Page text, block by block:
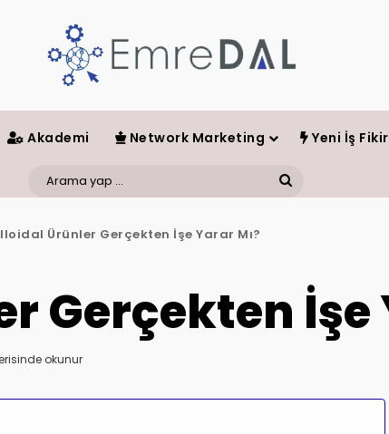
Akademi Network Marketing Yeni İş
Arama
Ürünler Gerçekten İşe Yarar Mı?
Gerçekten İşe
okunur